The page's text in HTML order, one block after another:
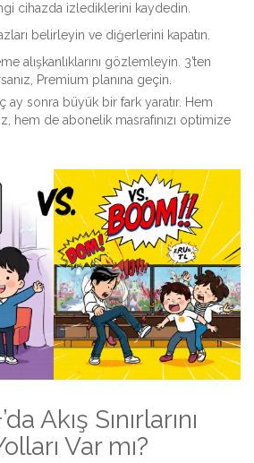
cihazda izlediklerini kaydedin.
belirleyin ve diğerlerini kapatın.
alışkanlıklarını gözlemleyin. 3’ten
Premium planına geçin.
ay sonra büyük bir fark yaratır. Hem
hem de abonelik masrafınızı optimize
Akış Sınırlarını
Var mı?